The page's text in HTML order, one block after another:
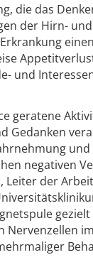
die das
der Hirn-
und
geratene
Gedanken
negativen
Leiter der
Nervenzellen